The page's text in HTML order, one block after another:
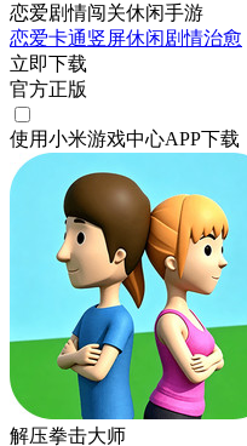
恋爱剧情闯关休闲手游
恋爱卡通竖屏休闲剧情治愈
立即下载
官方正版
使用小米游戏中心APP下载
解压拳击大师